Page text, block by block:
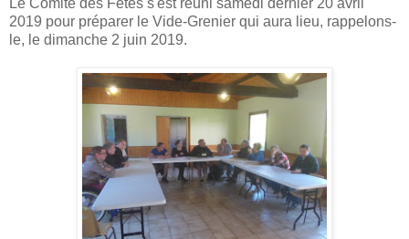
Le Comité des Fêtes s'est réuni samedi dernier 20 avril
2019 pour préparer le Vide-Grenier qui aura lieu, rappelons-
le, le dimanche 2 juin 2019.